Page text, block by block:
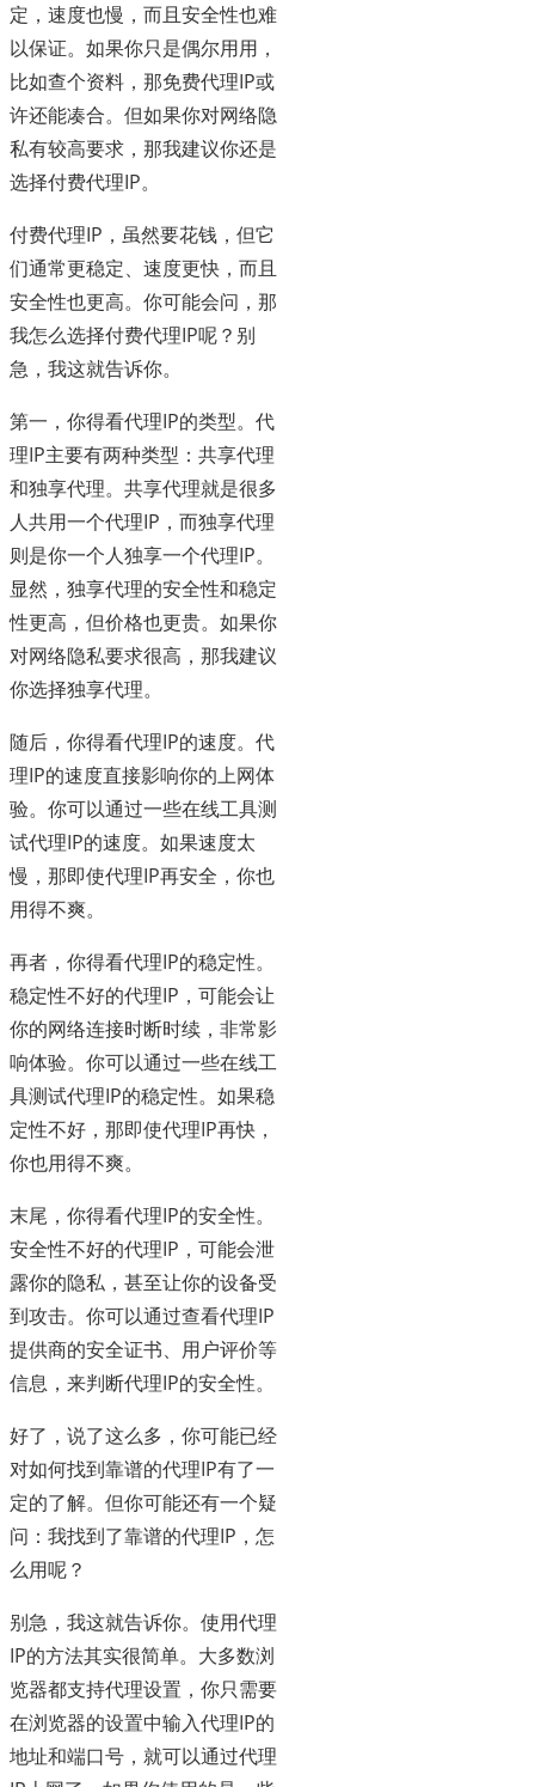
定，速度也慢，而且安全性也难
以保证。如果你只是偶尔用用，
比如查个资料，那免费代理IP或
许还能凑合。但如果你对网络隐
私有较高要求，那我建议你还是
选择付费代理IP。
付费代理IP，虽然要花钱，但它
们通常更稳定、速度更快，而且
安全性也更高。你可能会问，那
我怎么选择付费代理IP呢？别
急，我这就告诉你。
第一，你得看代理IP的类型。代
理IP主要有两种类型：共享代理
和独享代理。共享代理就是很多
人共用一个代理IP，而独享代理
则是你一个人独享一个代理IP。
显然，独享代理的安全性和稳定
性更高，但价格也更贵。如果你
对网络隐私要求很高，那我建议
你选择独享代理。
随后，你得看代理IP的速度。代
理IP的速度直接影响你的上网体
验。你可以通过一些在线工具测
试代理IP的速度。如果速度太
慢，那即使代理IP再安全，你也
用得不爽。
再者，你得看代理IP的稳定性。
稳定性不好的代理IP，可能会让
你的网络连接时断时续，非常影
响体验。你可以通过一些在线工
具测试代理IP的稳定性。如果稳
定性不好，那即使代理IP再快，
你也用得不爽。
末尾，你得看代理IP的安全性。
安全性不好的代理IP，可能会泄
露你的隐私，甚至让你的设备受
到攻击。你可以通过查看代理IP
提供商的安全证书、用户评价等
信息，来判断代理IP的安全性。
好了，说了这么多，你可能已经
对如何找到靠谱的代理IP有了一
定的了解。但你可能还有一个疑
问：我找到了靠谱的代理IP，怎
么用呢？
别急，我这就告诉你。使用代理
IP的方法其实很简单。大多数浏
览器都支持代理设置，你只需要
在浏览器的设置中输入代理IP的
地址和端口号，就可以通过代理